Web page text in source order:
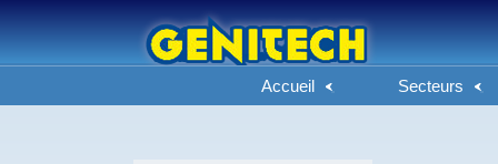
Accueil Secteurs